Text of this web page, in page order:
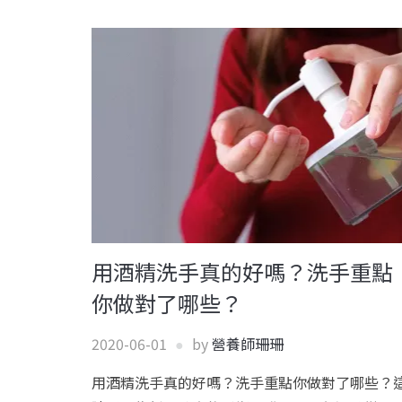
用酒精洗手真的好嗎？洗手重點
你做對了哪些？
2020-06-01 by營養師珊珊
用酒精洗手真的好嗎？洗手重點你做對了哪些？